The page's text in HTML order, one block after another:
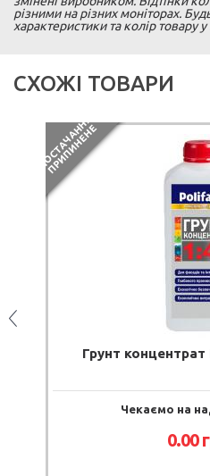
різними на різних моніторах.
характеристики та колір товару
СХОЖІ ТОВАРИ
П
О
С
Т
А
Ч
А
Н
Н
Я
П
Р
И
П
И
Н
Е
Н
Е
Грунт
Чекаємо на
0.00